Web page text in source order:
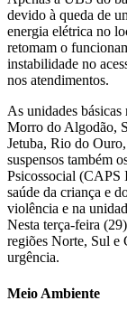
devido à queda de
energia elétrica no
retomam o
instabilidade no
nos atendimentos.
As unidades
Morro do Algodão,
Jetuba, Rio do
suspensos também
Psicossocial (CAPS
saúde da criança e
violência e na
Nesta terça-feira
regiões Norte, Sul e
urgência.
Meio Ambiente